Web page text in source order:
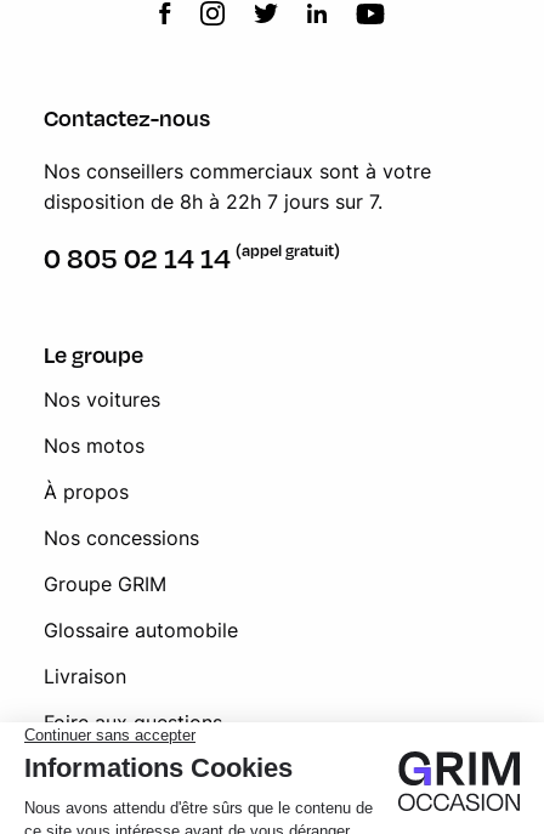
Contactez-nous
Nos conseillers commerciaux sont à votre
disposition de 8h à 22h 7 jours sur 7.
0 805 02 14 14 (appel gratuit)
Le groupe
Nos voitures
Nos motos
À propos
Nos concessions
Groupe GRIM
Glossaire automobile
Livraison
Foire aux questions